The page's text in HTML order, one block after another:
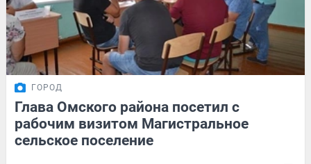
ГОРОД
Глава Омского района посетил с
рабочим визитом Магистральное
сельское поселение